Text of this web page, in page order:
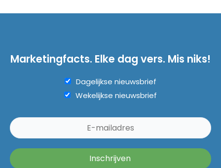
Marketingfacts. Elke dag vers. Mis niks!
Dagelijkse nieuwsbrief
Wekelijkse nieuwsbrief